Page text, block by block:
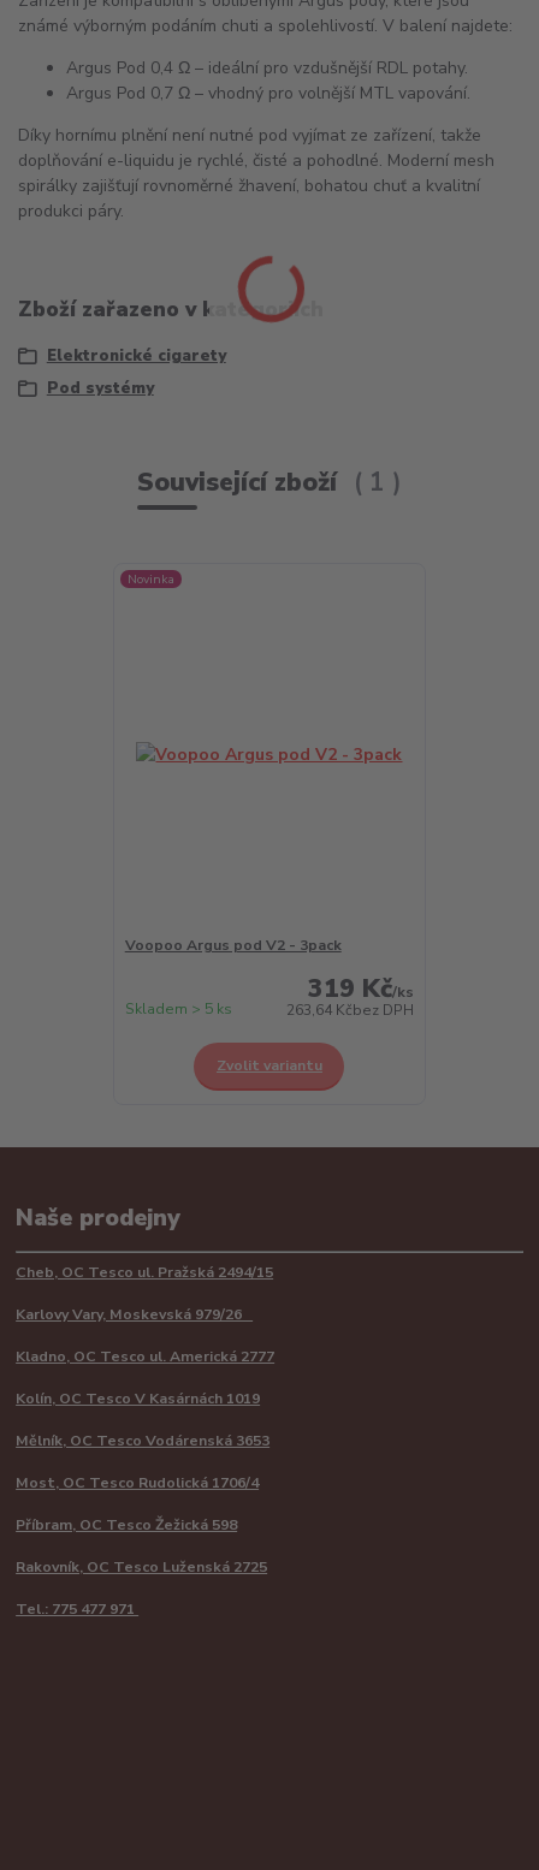
známé výborným podáním chuti a spolehlivostí. V balení najdete:
Argus Pod 0,4 Ω – ideální pro vzdušnější RDL potahy.
Argus Pod 0,7 Ω – vhodný pro volnější MTL vapování.
Díky hornímu plnění není nutné pod vyjímat ze zařízení, takže
doplňování e-liquidu je rychlé, čisté a pohodlné. Moderní mesh
spirálky zajišťují rovnoměrné žhavení, bohatou chuť a kvalitní
produkci páry.
Zboží zařazeno v kategoriích
Elektronické cigarety
Pod systémy
Související zboží 1
Novinka
Voopoo Argus pod V2 - 3pack
319 Kč/ks
263,64 Kčbez DPH
Skladem > 5 ks
Zvolit variantu
Naše prodejny
Cheb, OC Tesco ul. Pražská 2494/15
Karlovy Vary, Moskevská 979/26
Kladno, OC Tesco ul. Americká 2777
Kolín, OC Tesco V Kasárnách 1019
Mělník, OC Tesco Vodárenská 3653
Most, OC Tesco Rudolická 1706/4
Příbram, OC Tesco Žežická 598
Rakovník, OC Tesco Luženská 2725
Tel.: 775 477 971